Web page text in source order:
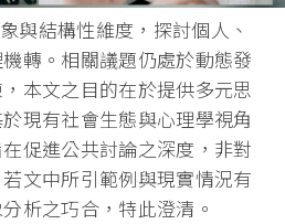
與結構性維度，探討個人、
轉。相關議題仍處於動態發
本文之目的在於提供多元思
現有社會生態與心理學視角
促進公共討論之深度，非對
文中所引範例與現實情況有
析之巧合，特此澄清。